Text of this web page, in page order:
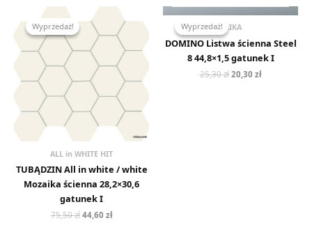
Wyprzedaż!
Wyprzedaż!
ALL in WHITE HIT
TUBĄDZIN All in white / white
Mozaika ścienna 28,2×30,6
gatunek I
75,50zł
Pierwotna
cena
wynosiła:
75,50 zł.
44,60 zł
cena
wynosi:
44,60 zł.
Wyprzedaż!
Wyprzedaż!BRIKA
DOMINO Listwa ścienna Steel
8 44,8×1,5 gatunek I
25,30zł
Pierwotna
wynosiła:
25,30 zł.
20,30 zł
Aktualna
20,30 zł.